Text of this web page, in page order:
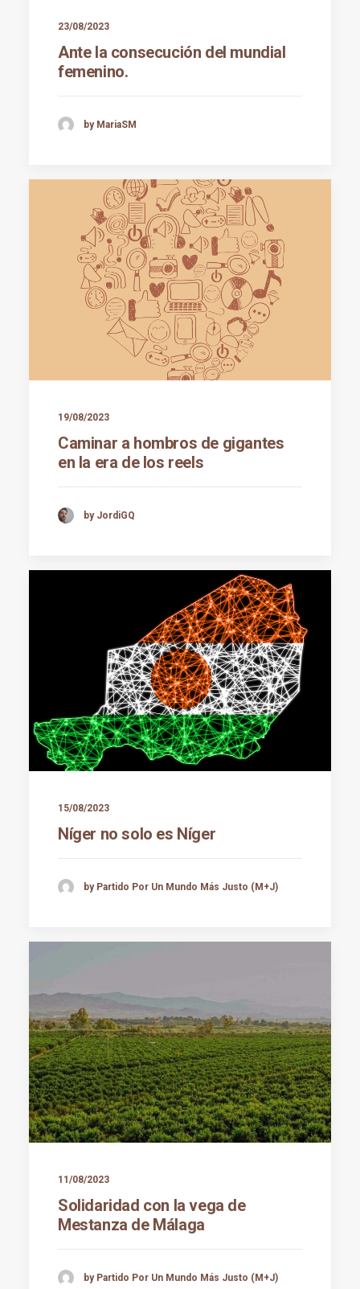
23/08/2023
Ante la consecución del mundial
femenino.
by MariaSM
19/08/2023
Caminar a hombros de gigantes
en la era de los reels
by JordiGQ
15/08/2023
Níger no solo es Níger
by Partido Por Un Mundo Más Justo (M+J)
11/08/2023
Solidaridad con la vega de
Mestanza de Málaga
by Partido Por Un Mundo Más Justo (M+J)